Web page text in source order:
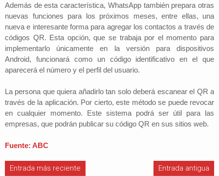
Además de esta característica, WhatsApp también prepara otras
nuevas funciones para los próximos meses, entre ellas, una
nueva e interesante forma para agregar los contactos a través de
códigos QR. Esta opción, que se trabaja por el momento para
implementarlo únicamente en la versión para dispositivos
Android, funcionará como un código identificativo en el que
aparecerá el número y el perfil del usuario.
La persona que quiera añadirlo tan solo deberá escanear el QR a
través de la aplicación. Por cierto, este método se puede revocar
en cualquier momento. Este sistema podrá ser útil para las
empresas, que podrán publicar su código QR en sus sitios web.
Fuente: ABC
Entrada más reciente Entrada antigua